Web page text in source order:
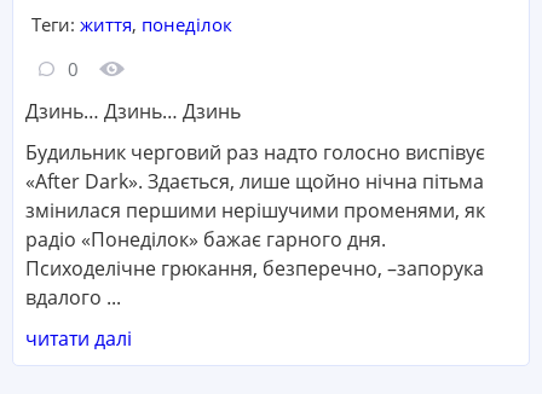
Теги: життя, понеділок
Кількість коментарів:
0 Кількість переглядів:
Дзинь… Дзинь… Дзинь
Будильник черговий раз надто голосно виспівує
«After Dark». Здається, лише щойно нічна пітьма
змінилася першими нерішучими променями, як
радіо «Понеділок» бажає гарного дня.
Психоделічне грюкання, безперечно, –запорука
вдалого ...
читати далі